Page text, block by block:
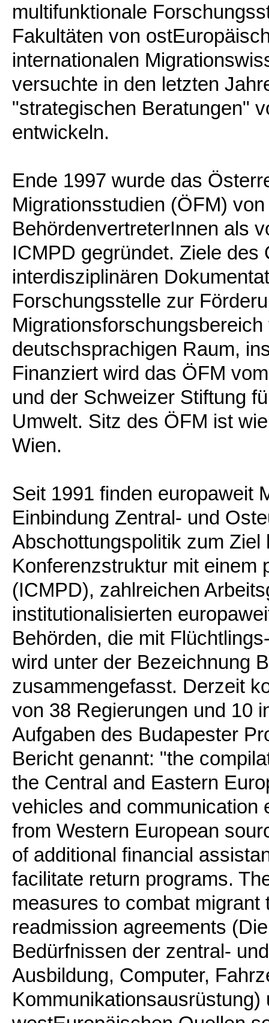
multifunktionale
Fakultäten von
internationalen
versuchte in den letzten
"strategischen Beratungen"
entwickeln.
Ende 1997 wurde das
Migrationsstudien (ÖFM)
BehördenvertreterInnen als
ICMPD gegründet. Ziele des
interdisziplinären
Forschungsstelle zur
deutschsprachigen Raum,
Finanziert wird das ÖFM
und der Schweizer Stiftung
Umwelt. Sitz des ÖFM ist
Wien.
Seit 1991 finden europaweit
Einbindung Zentral- und
Abschottungspolitik zum
Konferenzstruktur mit einem
(ICMPD), zahlreichen
institutionalisierten
Behörden, die mit
wird unter der Bezeichnung
zusammengefasst. Derzeit
von 38 Regierungen und 10
Aufgaben des Budapester
Bericht genannt: "the
the Central and Eastern
vehicles and communication
from Western European
of additional financial
facilitate return programs.
measures to combat
readmission agreements
Bedürfnissen der zentral-
Ausbildung, Computer,